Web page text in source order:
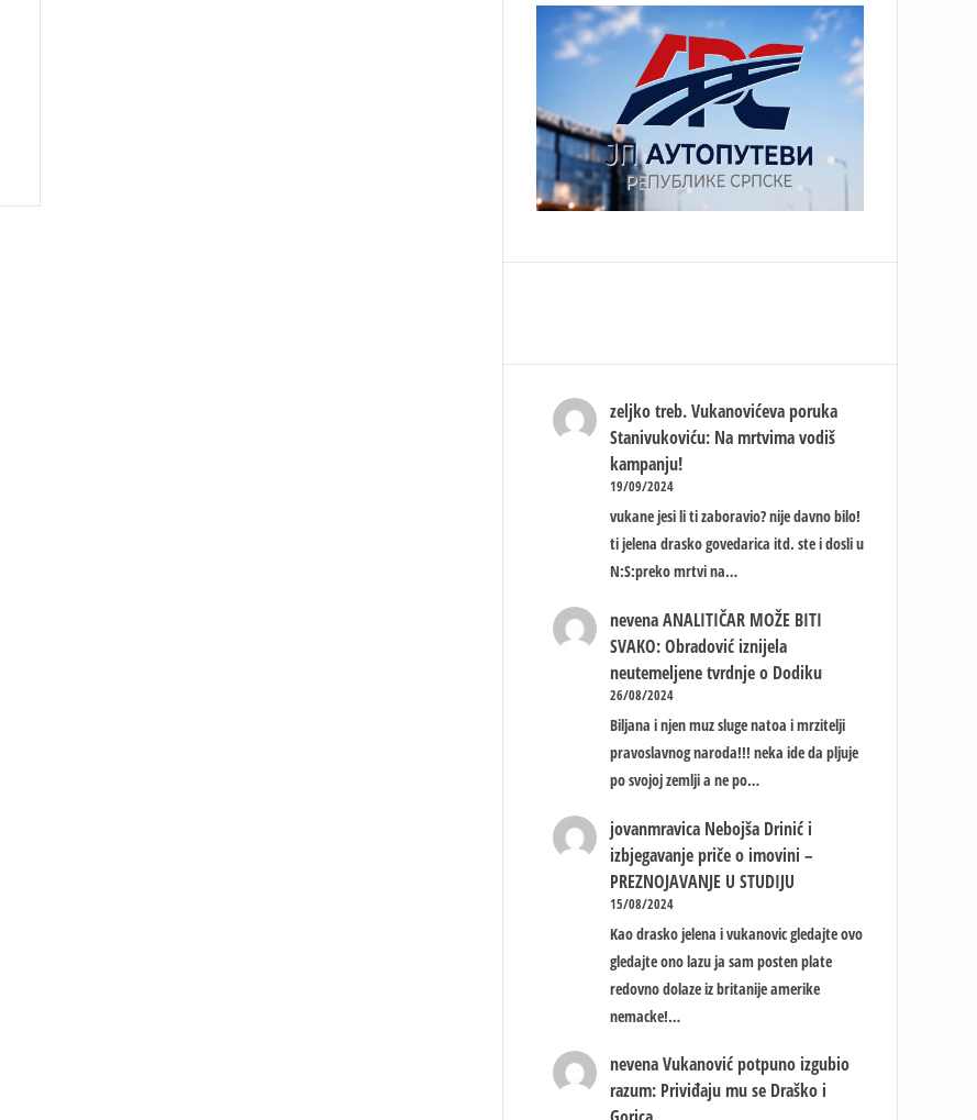
zeljko treb. Vukanovićeva poruka
Stanivukoviću: Na mrtvima vodiš
kampanju!
19/09/2024
vukane jesi li ti zaboravio? nije davno bilo!
ti jelena drasko govedarica itd. ste i dosli u
N:S:preko mrtvi na…
nevena ANALITIČAR MOŽE BITI
SVAKO: Obradović iznijela
neutemeljene tvrdnje o Dodiku
26/08/2024
Biljana i njen muz sluge natoa i mrzitelji
pravoslavnog naroda!!! neka ide da pljuje
po svojoj zemlji a ne po…
jovanmravica Nebojša Drinić i
izbjegavanje priče o imovini –
PREZNOJAVANJE U STUDIJU
15/08/2024
Kao drasko jelena i vukanovic gledajte ovo
gledajte ono lazu ja sam posten plate
redovno dolaze iz britanije amerike
nemacke!…
nevena Vukanović potpuno izgubio
razum: Priviđaju mu se Draško i